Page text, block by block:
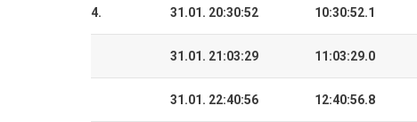
4. 31.01. 20:30:52 10:30:52.1
31.01. 21:03:29 11:03:29.0
31.01. 22:40:56 12:40:56.8